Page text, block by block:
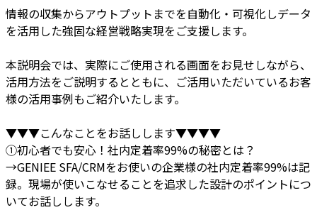
情報の収集からアウトプットまでを自動化・可視化しデータ
を活用した強固な経営戦略実現をご支援します。
本説明会では、実際にご使用される画面をお見せしながら、
活用方法をご説明するとともに、ご活用いただいているお客
様の活用事例もご紹介いたします。
▼▼▼こんなことをお話しします▼▼▼▼
①初心者でも安心！社内定着率99%の秘密とは？
→GENIEE SFA/CRMをお使いの企業様の社内定着率99%は記
録。現場が使いこなせることを追求した設計のポイントにつ
いてお話しします。